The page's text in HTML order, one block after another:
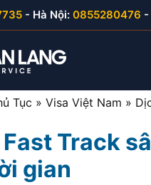
- Hà Nội: 0855280476 -
E-visa thăm thân
Visa Mỹ B1/B2
Tục » Visa Việt Nam »
Track
gian